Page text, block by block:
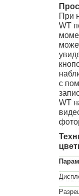
При
WT
с
WT